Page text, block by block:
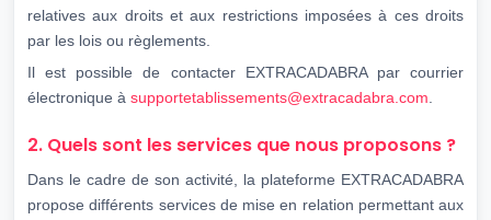
relatives aux droits et aux restrictions imposées à ces droits
par les lois ou règlements.
Il est possible de contacter EXTRACADABRA par courrier
électronique à supportetablissements@extracadabra.com
2. Quels sont les services que nous proposons ?
Dans le cadre de son activité, la plateforme EXTRACADABRA
propose différents services de mise en relation permettant aux